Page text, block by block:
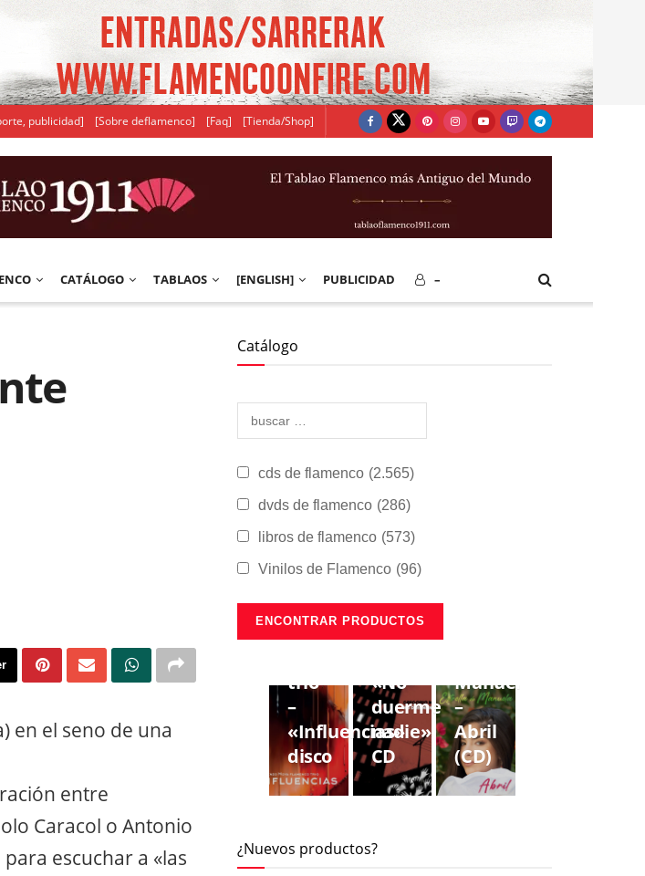
publicidad] [Sobre deflamenco] [Faq] [Tienda/Shop]
CATÁLOGO TABLAOS [ENGLISH] PUBLICIDAD –
en el seno de una
entre
Caracol o Antonio
escuchar a «las
Catálogo
cds de flamenco (2.565)
dvds de flamenco (286)
libros de flamenco (573)
Vinilos de Flamenco (96)
FLAMENCO
Lorenzo
trío
–
«Influencias»
disco
FLAMENCO
Gregorio
«No
duerme
nadie»
CD
Manuela
–
Abril
(CD)
¿Nuevos productos?